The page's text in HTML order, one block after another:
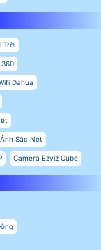
Trời
360
Dahua
Sắc Nét
Camera Ezviz Cube